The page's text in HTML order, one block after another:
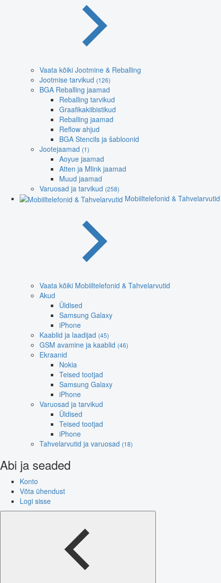
Vaata kõiki Jootmine & Reballing
Jootmise tarvikud (126)
BGA Reballing jaamad
Reballing tarvikud
Graafikakiibistikud
Reballing jaamad
Reflow ahjud
BGA Stencils ja šabloonid
Jootejaamad (1)
Aoyue jaamad
Atten ja Mlink jaamad
Muud jaamad
Varuosad ja tarvikud (258)
Mobiiltelefonid & Tahvelarvutid
Vaata kõiki Mobiiltelefonid & Tahvelarvutid
Akud
Üldised
Samsung Galaxy
iPhone
Kaablid ja laadijad (45)
GSM avamine ja kaablid (46)
Ekraanid
Nokia
Teised tootjad
Samsung Galaxy
iPhone
Varuosad ja tarvikud
Üldised
Teised tootjad
iPhone
Tahvelarvutid ja varuosad (18)
Abi ja seaded
Konto
Võta ühendust
Logi sisse